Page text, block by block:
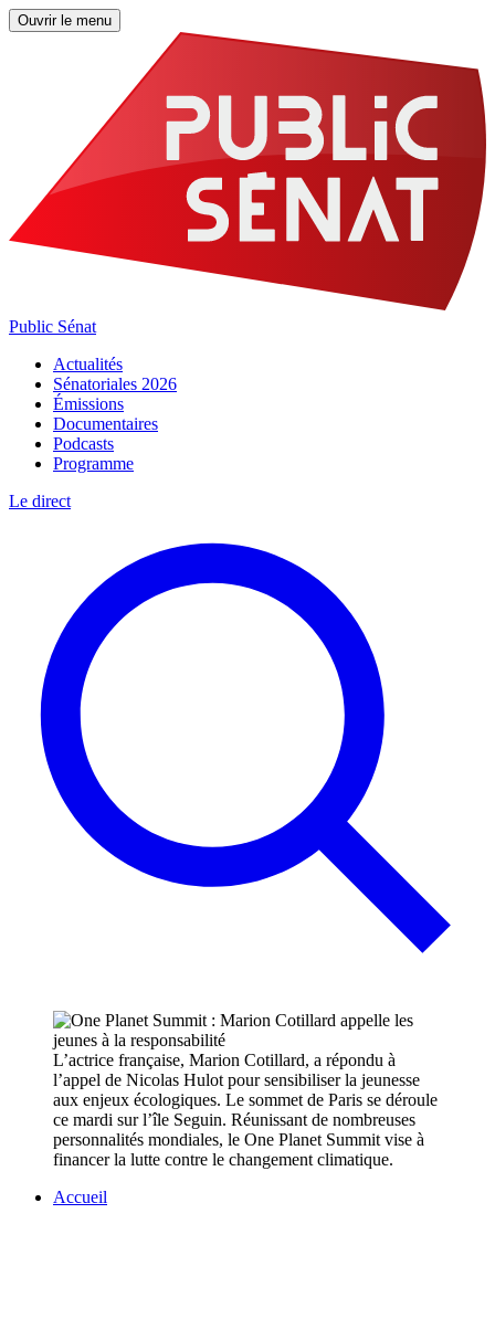
Ouvrir le menu
Public Sénat
Actualités
Sénatoriales 2026
Émissions
Documentaires
Podcasts
Programme
Le direct
L’actrice française, Marion Cotillard, a répondu à
l’appel de Nicolas Hulot pour sensibiliser la jeunesse
aux enjeux écologiques. Le sommet de Paris se déroule
ce mardi sur l’île Seguin. Réunissant de nombreuses
personnalités mondiales, le One Planet Summit vise à
financer la lutte contre le changement climatique.
Accueil